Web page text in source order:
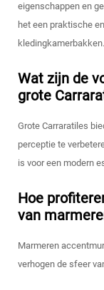
eigenschappen en
het een praktische
kledingkamerbakken.
Wat zijn de
grote
Grote Carraratiles
perceptie te
is voor een modern
Hoe
van
Marmeren
verhogen de sfeer